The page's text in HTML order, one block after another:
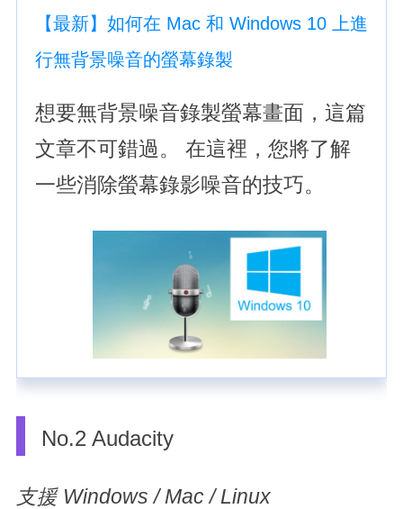
【最新】如何在 Mac 和 Windows 10 上進
行無背景噪音的螢幕錄製
想要無背景噪音錄製螢幕畫面，這篇
文章不可錯過。 在這裡，您將了解
一些消除螢幕錄影噪音的技巧。
No.2 Audacity
支援 Windows / Mac / Linux